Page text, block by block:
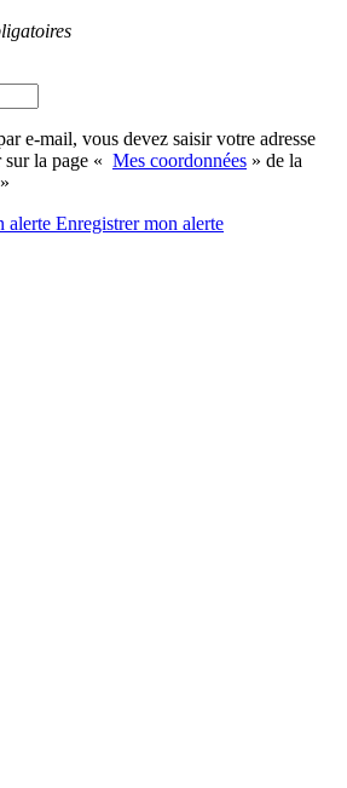
e-mail, vous devez saisir votre adresse
la page « Mes coordonnées » de la
alerte Enregistrermon alerte